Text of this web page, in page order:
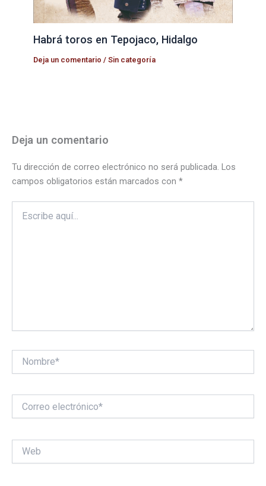
Habrá toros en Tepojaco, Hidalgo
Deja un comentario /Sin categoría
Deja un comentario
Tu dirección de correo electrónico no será publicada. Los
campos obligatorios están marcados con *
aquí...
electrónico*